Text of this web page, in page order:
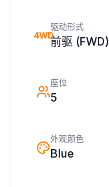
4WD
驱动形式
前驱 (FWD)
座位
5
外观颜色
Blue